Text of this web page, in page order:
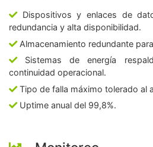
Dispositivos y enlaces de
redundancia y alta disponibilidad.
Almacenamiento redundante
Sistemas de energía
continuidad operacional.
Tipo de falla máximo tolerado al
Uptime anual del 99,8%.